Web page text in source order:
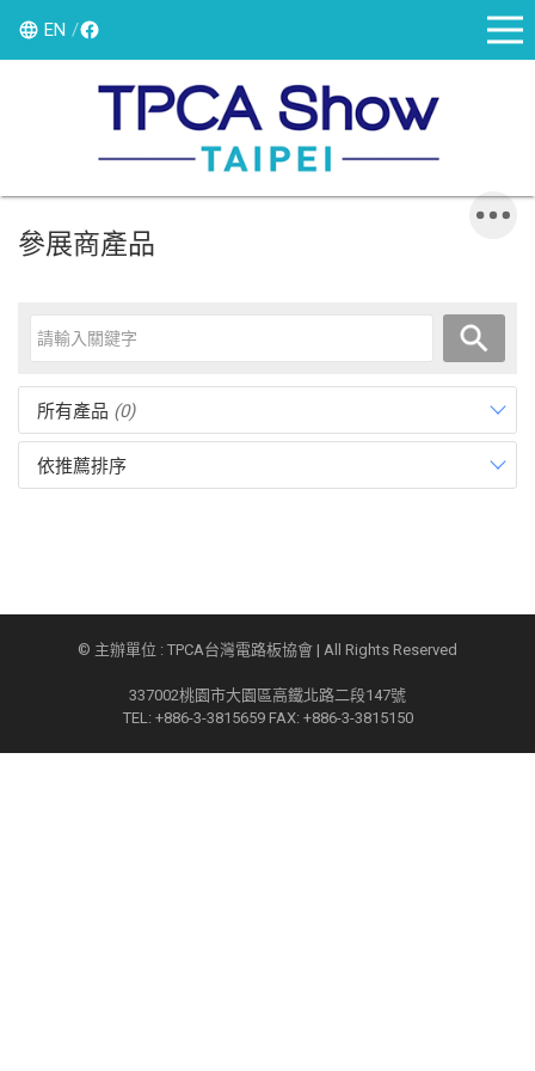
EN
參展商產品
所有產品 (0)
依推薦排序
© 主辦單位 : TPCA台灣電路板協會 | All Rights Reserved
337002桃園市大園區高鐵北路二段147號
TEL: +886-3-3815659 FAX: +886-3-3815150